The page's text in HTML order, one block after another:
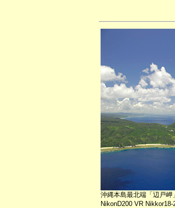
沖縄本島最北端「辺戸岬」
NikonD200 VR